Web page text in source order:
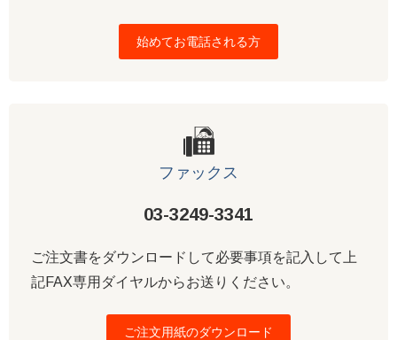
始めてお電話される方
ファックス
03-3249-3341
ご注文書をダウンロードして必要事項を記入して上
記FAX専用ダイヤルからお送りください。
ご注文用紙のダウンロード